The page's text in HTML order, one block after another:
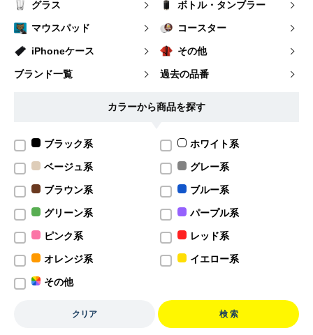
グラス ボトル・タンブラー
マウスパッド コースター
iPhoneケース その他
ブランド一覧 過去の品番
カラーから商品を探す
ブラック系 ホワイト系
ベージュ系 グレー系
ブラウン系 ブルー系
グリーン系 パープル系
ピンク系 レッド系
オレンジ系 イエロー系
その他
クリア 検 索